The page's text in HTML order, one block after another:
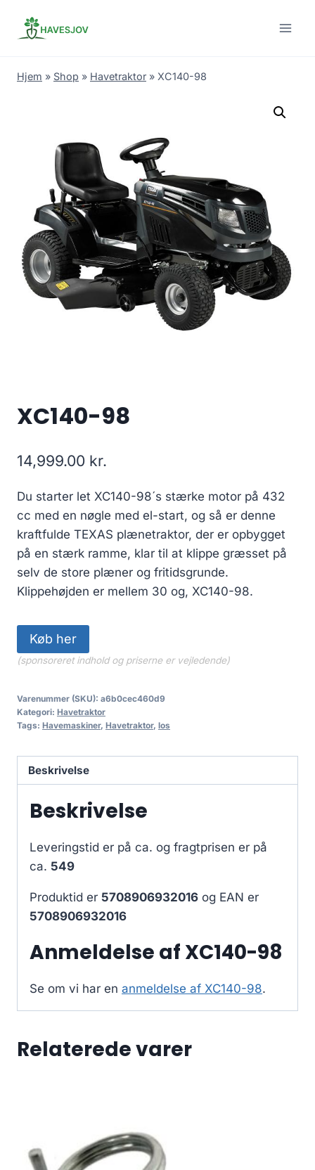
Hjem » Shop » Havetraktor » XC140-98
XC140-98
14,999.00 kr.
Du starter let XC140-98´s stærke motor på 432
cc med en nøgle med el-start, og så er denne
kraftfulde TEXAS plænetraktor, der er opbygget
på en stærk ramme, klar til at klippe græsset på
selv de store plæner og fritidsgrunde.
Klippehøjden er mellem 30 og, XC140-98.
Køb her
(sponsoreret indhold og priserne er vejledende)
Varenummer (SKU): a6b0cec460d9
Kategori: Havetraktor
Tags: Havemaskiner, Havetraktor, los
Beskrivelse
Beskrivelse
Leveringstid er på ca. og fragtprisen er på
ca. 549
Produktid er 5708906932016 og EAN er
5708906932016
Anmeldelse af XC140-98
Se om vi har en anmeldelse af XC140-98.
Relaterede varer